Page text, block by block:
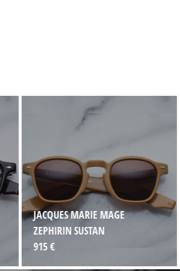
JACQUES MARIE MAGE
ZEPHIRIN SUSTAN
915 €